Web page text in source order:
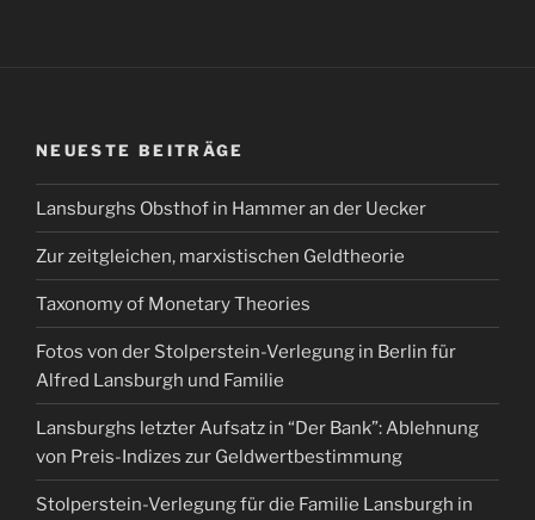
NEUESTE BEITRÄGE
Lansburghs Obsthof in Hammer an der Uecker
Zur zeitgleichen, marxistischen Geldtheorie
Taxonomy of Monetary Theories
Fotos von der Stolperstein-Verlegung in Berlin für
Alfred Lansburgh und Familie
Lansburghs letzter Aufsatz in “Der Bank”: Ablehnung
von Preis-Indizes zur Geldwertbestimmung
Stolperstein-Verlegung für die Familie Lansburgh in